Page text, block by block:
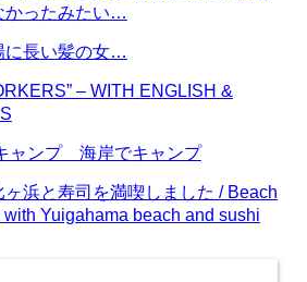
かったみたい…
に長い髪の女…
– WITH ENGLISH &
ャンプ 海岸でキャンプ
ヶ浜と寿司を満喫しました / Beach
Yuigahama beach and sushi